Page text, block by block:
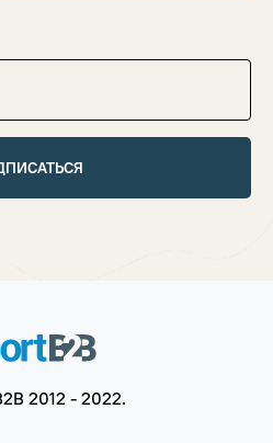
2012 - 2022.